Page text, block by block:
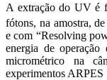
A extração do UV é
fótons, na amostra,
e com “Resolving
energia de
micrométrico na
experimentos ARPES